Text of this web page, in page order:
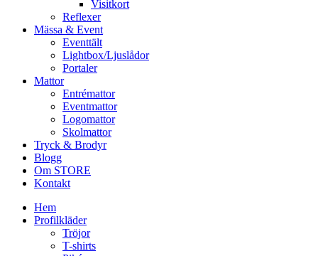
Visitkort
Reflexer
Mässa & Event
Eventtält
Lightbox/Ljuslådor
Portaler
Mattor
Entrémattor
Eventmattor
Logomattor
Skolmattor
Tryck & Brodyr
Blogg
Om STORE
Kontakt
Hem
Profilkläder
Tröjor
T-shirts